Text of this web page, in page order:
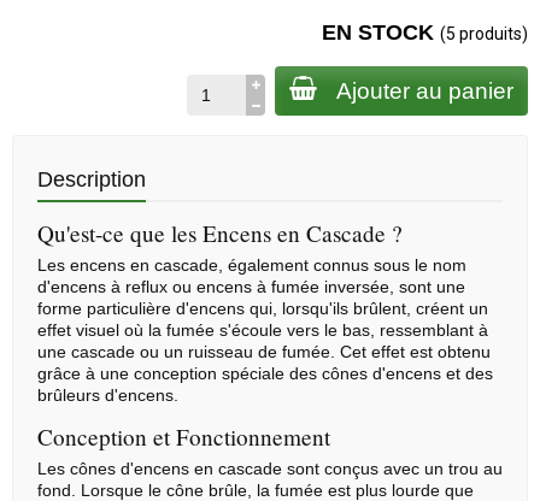
EN STOCK (5 produits)
Ajouter au panier
Description
Qu'est-ce que les Encens en Cascade ?
Les encens en cascade, également connus sous le nom
d'encens à reflux ou encens à fumée inversée, sont une
forme particulière d'encens qui, lorsqu'ils brûlent, créent un
effet visuel où la fumée s'écoule vers le bas, ressemblant à
une cascade ou un ruisseau de fumée. Cet effet est obtenu
grâce à une conception spéciale des cônes d'encens et des
brûleurs d'encens.
Conception et Fonctionnement
Les cônes d'encens en cascade sont conçus avec un trou au
fond. Lorsque le cône brûle, la fumée est plus lourde que